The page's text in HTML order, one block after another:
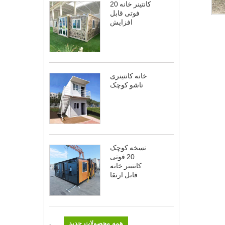
کانتینر خانه 20
فوتی قابل
افزایش
خانه کانتینری
تاشو کوچک
نسخه کوچک
20 فوتی
کانتینر خانه
قابل ارتقا
همه محصولات جدید